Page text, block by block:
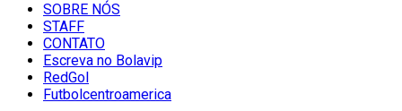
SOBRE NÓS
STAFF
CONTATO
Escreva no Bolavip
RedGol
Futbolcentroamerica